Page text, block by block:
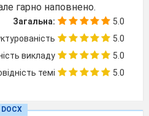
не Сумний клоун.
не у квартирі 1. у якій
клоун? (Рудий – 1,
мети і завдань уроку.
гарно наповнено.
Загальна:
5.0
5.0
викладу
5.0
темі
5.0
DOCX